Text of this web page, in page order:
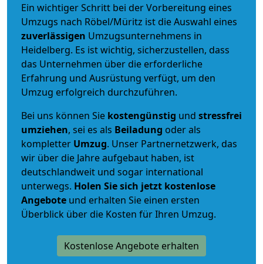
Ein wichtiger Schritt bei der Vorbereitung eines
Umzugs nach Röbel/Müritz ist die Auswahl eines
zuverlässigen Umzugsunternehmens in
Heidelberg. Es ist wichtig, sicherzustellen, dass
das Unternehmen über die erforderliche
Erfahrung und Ausrüstung verfügt, um den
Umzug erfolgreich durchzuführen.
Bei uns können Sie kostengünstig und stressfrei
umziehen, sei es als Beiladung oder als
kompletter Umzug. Unser Partnernetzwerk, das
wir über die Jahre aufgebaut haben, ist
deutschlandweit und sogar international
unterwegs. Holen Sie sich jetzt kostenlose
Angebote und erhalten Sie einen ersten
Überblick über die Kosten für Ihren Umzug.
Kostenlose Angebote erhalten